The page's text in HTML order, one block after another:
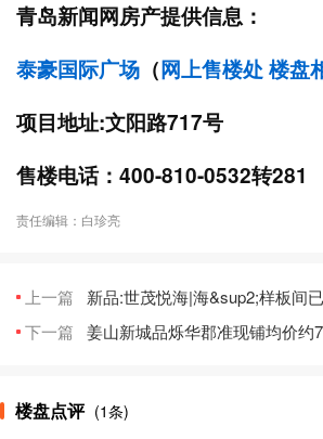
青岛新闻网房产提供信息：
泰豪国际广场 （网上售楼处楼盘
项目地址:文阳路717号
售楼电话：400-810-0532转281
责任编辑：白珍亮
上一篇
下一篇
楼盘点评 (1条)